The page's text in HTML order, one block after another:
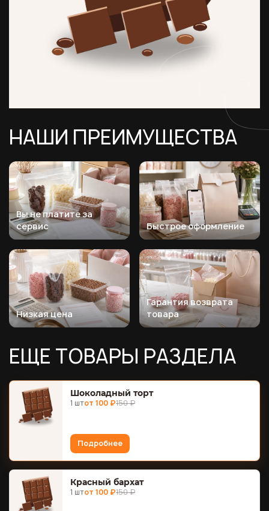
НАШИ ПРЕИМУЩЕСТВА
Вы не платите за
сервис
Быстрое оформление
Низкая цена
Гарантия возврата
товара
ЕЩЕ ТОВАРЫ РАЗДЕЛА
Шоколадный торт
1 штот 100 ₽150 ₽
Подробнее
Красный бархат
1 штот 100 ₽150 ₽